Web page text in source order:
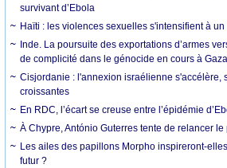
survivant d’Ebola
Haïti : les violences sexuelles s'intensifient à
Inde. La poursuite des exportations d’armes
de complicité dans le génocide en cours à
Cisjordanie : l'annexion israélienne s'accélère,
croissantes
En RDC, l’écart se creuse entre l’épidémie
À Chypre, António Guterres tente de relancer
Les ailes des papillons Morpho inspireront-
futur ?